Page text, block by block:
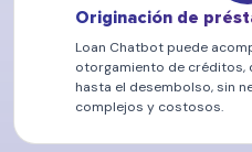
Originación de
Loan Chatbot puede
otorgamiento de créditos,
hasta el desembolso, sin
complejos y costosos.